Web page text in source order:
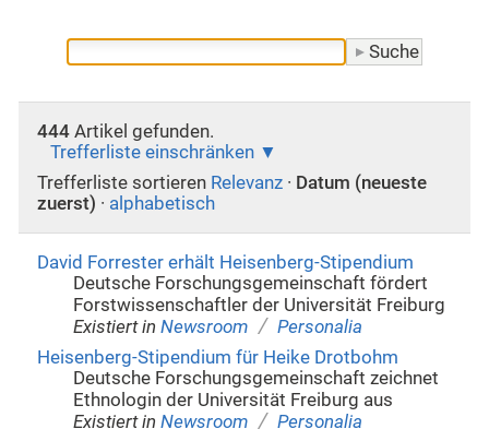
444Artikel gefunden.
Trefferliste einschränken
Trefferliste sortieren Relevanz · Datum (neueste
zuerst) · alphabetisch
David Forrester erhält Heisenberg-Stipendium
Deutsche Forschungsgemeinschaft fördert
Forstwissenschaftler der Universität Freiburg
Existiert in Newsroom / Personalia
Heisenberg-Stipendium für Heike Drotbohm
Deutsche Forschungsgemeinschaft zeichnet
Ethnologin der Universität Freiburg aus
Existiert in Newsroom / Personalia